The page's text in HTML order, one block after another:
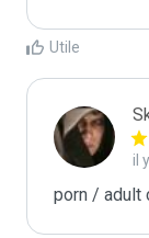
Utile
il
porn / adult